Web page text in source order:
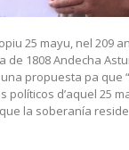
25 mayu, nel 209
de 1808 Andecha
propuesta pa que
políticos d’aquel 25
la soberanía reside